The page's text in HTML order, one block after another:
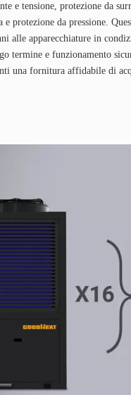
e tensione, protezione da
e protezione da pressione.
alle apparecchiature in
termine e funzionamento
una fornitura affidabile di